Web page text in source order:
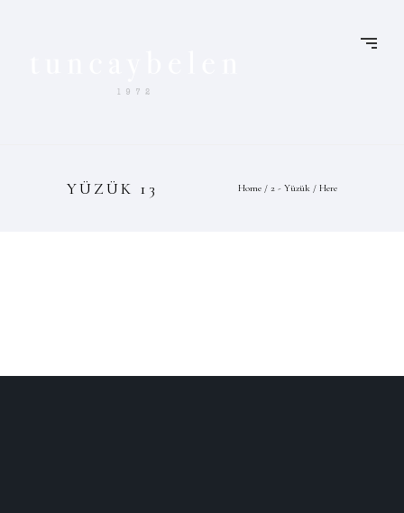
YÜZÜK 13 Home / 2 - Yüzük / Here